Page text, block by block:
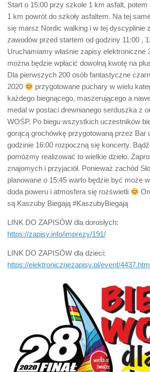
Start o 15:00 przy szkole 1 km asfalt, potem
1 km powrót do szkoły asfaltem. Na tej
się marsz Nordic walking i w tej dyscyplinie
zawodów przed startem od godziny 11:00 ,
Uruchamiamy właśnie zapisy elektroniczne
można będzie wpłacić dowolną kwotę na
Dla pierwszych 200 osób fantastyczne
2020
przygotowane puchary w wielu
każdego biegnącego, maszerującego a
medal w postaci drewnianego serduszka z
WOŚP. Po biegu wszystkich uczestników
gorącą grochówkę przygotowaną przez Bar
godzinie 16:00 rozpoczną się koncerty.
pomóżmy realizować to wielkie dzieło.
znajomych i przyjaciół. Ponieważ zachód
planowane o 15:45 warto będzie być może
doda poweru i atmosfera się rozświetli
są Kaszuby Biegają #KaszubyBiegają
LINK DO ZAPISÓW dla dorosłych:
https://zapisy.info/imprezy/191/
LINK DO ZAPISÓW dla dzieci:
https://elektronicznezapisy.pl/event/